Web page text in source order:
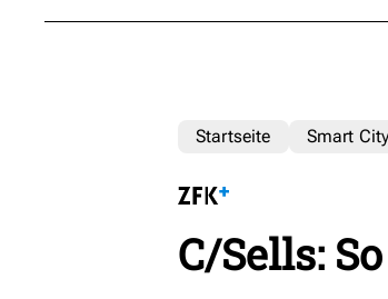
Startseite Smart
C/Sells: